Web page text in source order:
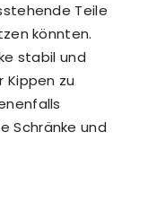
Teile
könnten.
stabil und
Kippen zu
Schränke und